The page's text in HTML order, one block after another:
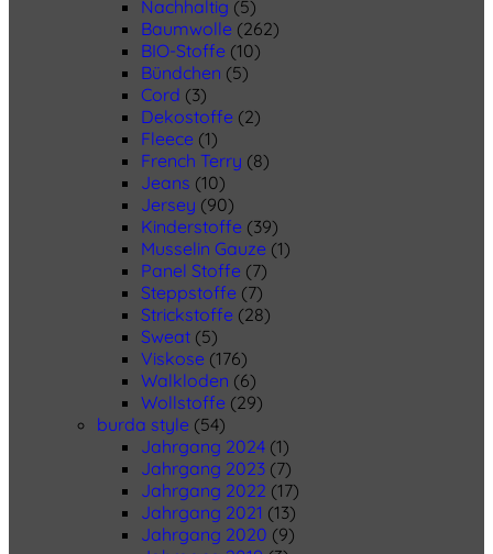
Nachhaltig (5)
Baumwolle (262)
BIO-Stoffe (10)
Bündchen (5)
Cord (3)
Dekostoffe (2)
Fleece (1)
French Terry (8)
Jeans (10)
Jersey (90)
Kinderstoffe (39)
Musselin Gauze (1)
Panel Stoffe (7)
Steppstoffe (7)
Strickstoffe (28)
Sweat (5)
Viskose (176)
Walkloden (6)
Wollstoffe (29)
burda style (54)
Jahrgang 2024 (1)
Jahrgang 2023 (7)
Jahrgang 2022 (17)
Jahrgang 2021 (13)
Jahrgang 2020 (9)